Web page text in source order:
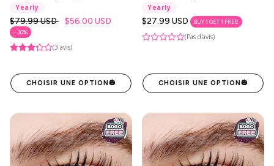
Yearly
Prix
habituel
$79.99 USD $56.00 USD
- 30%
(3 avis)
CHOISIR UNE OPTION 🎃
Yearly
Prix
habituel
$27.99 USD BUY 1 GET 1 FREE
(Pas d'avis)
CHOISIR UNE OPTION 🎃